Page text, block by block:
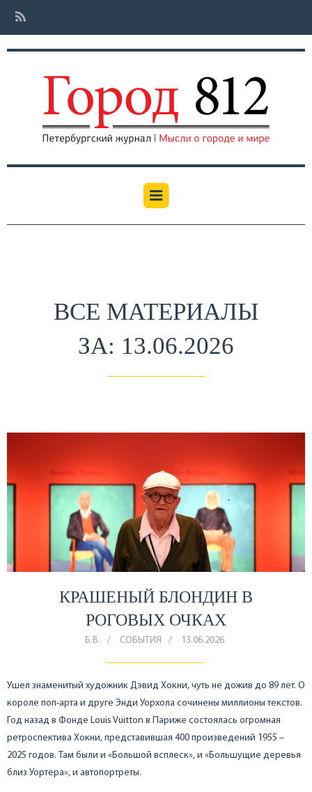
ВСЕ МАТЕРИАЛЫ
ЗА: 13.06.2026
КРАШЕНЫЙ БЛОНДИН В
РОГОВЫХ ОЧКАХ
Б.В. СОБЫТИЯ 13.06.2026
Ушел знаменитый художник Дэвид Хокни, чуть не дожив до 89 лет. О
короле поп-арта и друге Энди Уорхола сочинены миллионы текстов.
Год назад в Фонде Louis Vuitton в Париже состоялась огромная
ретроспектива Хокни, представившая 400 произведений 1955 –
2025 годов. Там были и «Большой всплеск», и «Большущие деревья
близ Уортера», и автопортреты.